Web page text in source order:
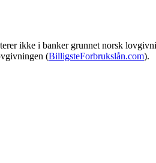
ikke i banker grunnet norsk
(BilligsteForbrukslån.com).